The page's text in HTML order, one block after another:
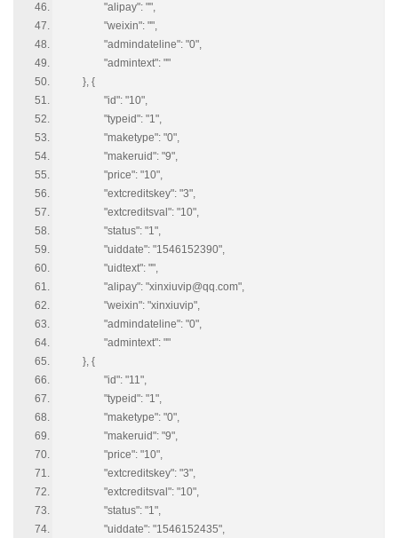
"alipay": "",
"weixin": "",
"admindateline": "0",
"admintext": ""
}, {
"id": "10",
"typeid": "1",
"maketype": "0",
"makeruid": "9",
"price": "10",
"extcreditskey": "3",
"extcreditsval": "10",
"status": "1",
"uiddate": "1546152390",
"uidtext": "",
"alipay": "xinxiuvip@qq.com",
"weixin": "xinxiuvip",
"admindateline": "0",
"admintext": ""
}, {
"id": "11",
"typeid": "1",
"maketype": "0",
"makeruid": "9",
"price": "10",
"extcreditskey": "3",
"extcreditsval": "10",
"status": "1",
"uiddate": "1546152435",